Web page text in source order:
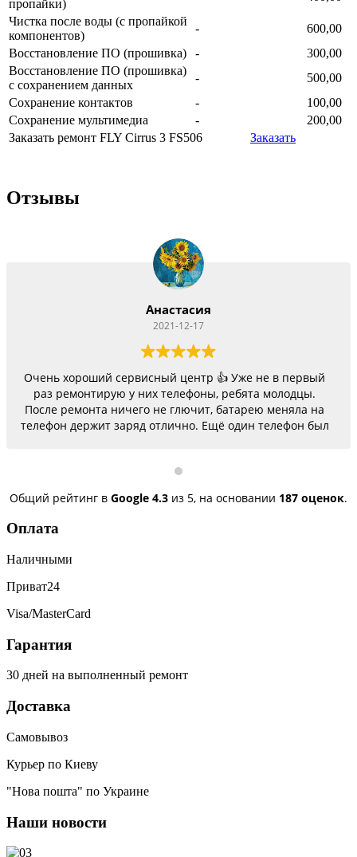
пропайки)
Чистка после воды (с пропайкой
компонентов)
-
600,00
Восстановление ПО (прошивка)
-
300,00
Восстановление ПО (прошивка)
с сохранением данных
-
500,00
Сохранение контактов
-
100,00
Сохранение мультимедиа
-
200,00
Заказать ремонт FLY Cirrus 3 FS506
Заказать
Отзывы
Анастасия
2021-12-17
Очень хороший сервисный центр 👍 Уже не в первый
раз ремонтирую у них телефоны, ребята молодцы.
После ремонта ничего не глючит, батарею меняла на
телефон держит заряд отлично. Ещё один телефон был
сегодня получила телефон, всё исправили, заряд
Общий рейтинг в Google 4.3 из 5, на основании 187 оценок.
Оплата
Наличными
Приват24
Visa/MasterCard
Гарантия
30 дней на выполненный ремонт
Доставка
Самовывоз
Курьер по Киеву
"Нова пошта" по Украине
Наши новости